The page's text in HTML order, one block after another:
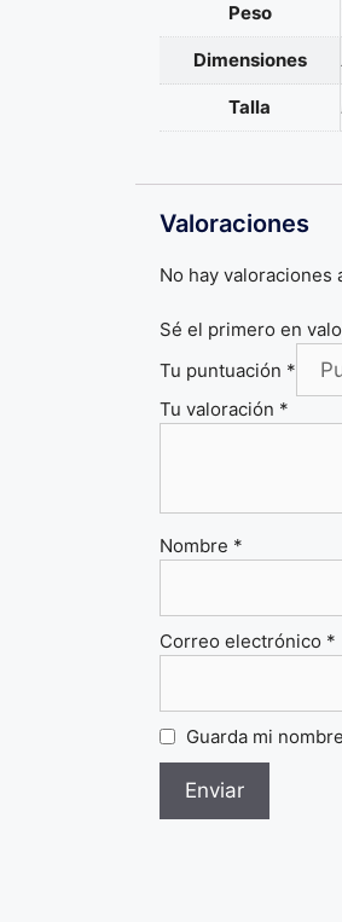
Peso
Dimensiones
Talla
Valoraciones
No hay valoraciones
Sé el primero en
Tu puntuación *
Tu valoración *
Nombre *
Correo electrónico *
Guarda mi